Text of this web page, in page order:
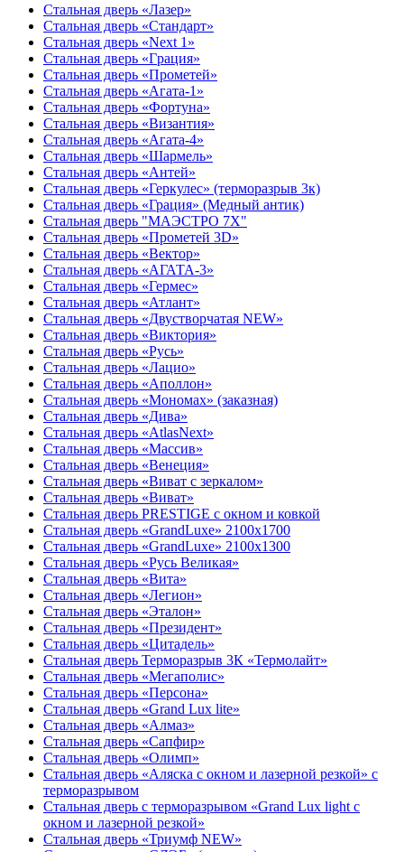
Стальная дверь «Лазер»
Стальная дверь «Стандарт»
Стальная дверь «Next 1»
Стальная дверь «Гpация»
Стальная дверь «Прометей»
Стальная дверь «Агата-1»
Стальная дверь «Фортуна»
Стальная дверь «Византия»
Стальная дверь «Агата-4»
Стальная дверь «Шармель»
Стальная дверь «Антей»
Стальная дверь «Геркулес» (терморазрыв 3к)
Стальная дверь «Грация» (Медный антик)
Стальная дверь "МАЭСТРО 7Х"
Стальная дверь «Прометей 3D»
Стальная дверь «Вектор»
Стальная дверь «АГАТА-3»
Стальная дверь «Гермес»
Стальная дверь «Атлант»
Стальная дверь «Двустворчатая NEW»
Стальная дверь «Виктория»
Стальная дверь «Русь»
Стальная дверь «Лацио»
Стальная дверь «Аполлон»
Стальная дверь «Мономах» (заказная)
Стальная дверь «Дива»
Стальная дверь «AtlasNext»
Стальная дверь «Массив»
Стальная дверь «Венеция»
Стальная дверь «Виват с зеркалом»
Стальная дверь «Виват»
Стальная дверь PRESTIGE с окном и ковкой
Стальная дверь «GrandLuxe» 2100х1700
Стальная дверь «GrandLuxe» 2100х1300
Стальная дверь «Русь Великая»
Стальная дверь «Вита»
Стальная дверь «Легион»
Стальная дверь «Эталон»
Стальная дверь «Президент»
Стальная дверь «Цитадель»
Стальная дверь Терморазрыв 3К «Термолайт»
Стальная дверь «Мегаполис»
Стальная дверь «Персона»
Стальная дверь «Grand Lux lite»
Стальная дверь «Алмаз»
Стальная дверь «Сапфир»
Стальная дверь «Олимп»
Стальная дверь «Аляска с окном и лазерной резкой» с
терморазрывом
Стальная дверь с терморазрывом «Grand Lux light с
окном и лазерной резкой»
Стальная дверь «Триумф NEW»